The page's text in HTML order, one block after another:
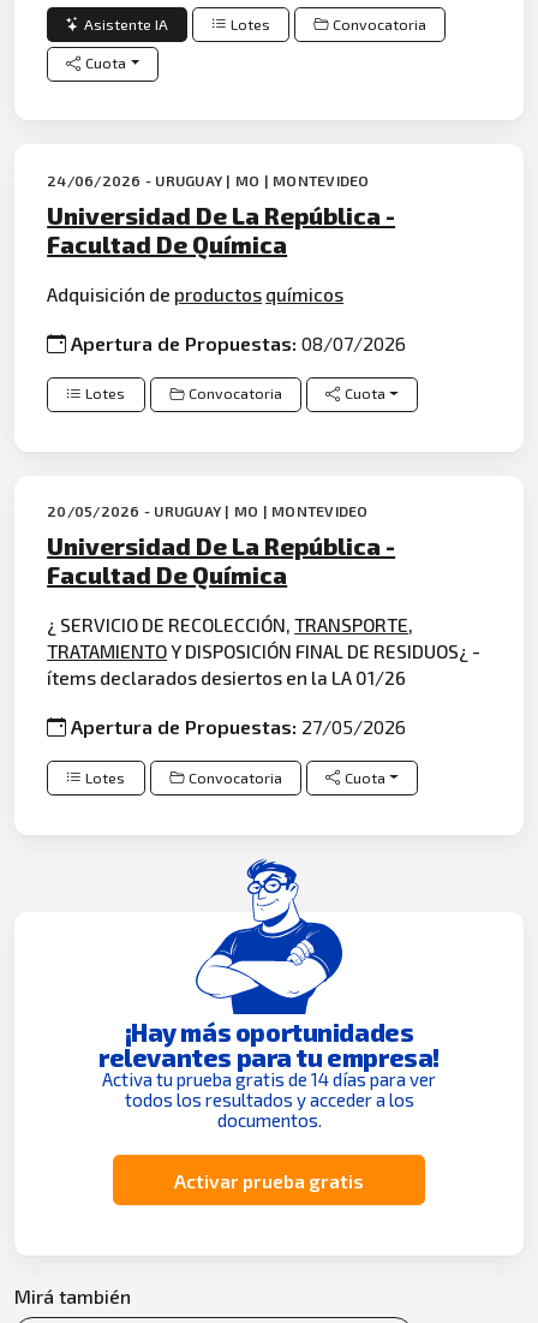
Asistente IA Lotes Convocatoria
Cuota
24/06/2026 - URUGUAY | MO | MONTEVIDEO
Universidad De La República -
Facultad De Química
Adquisición de productos químicos
Apertura de Propuestas:08/07/2026
Lotes Convocatoria Cuota
20/05/2026 - URUGUAY | MO | MONTEVIDEO
Universidad De La República -
Facultad De Química
¿ SERVICIO DE RECOLECCIÓN,TRANSPORTE,
TRATAMIENTOY DISPOSICIÓN FINAL DE RESIDUOS¿ -
ítems declarados desiertos en la LA 01/26
Apertura de Propuestas: 27/05/2026
Lotes Convocatoria Cuota
¡Hay más oportunidades
relevantes para tu empresa!
Activa tu prueba gratis de 14 días para ver
todos los resultados y acceder a los
documentos.
Activar prueba gratis
Mirá también